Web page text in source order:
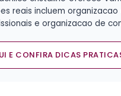
reais incluem
e organizacao de
E CONFIRA DICAS